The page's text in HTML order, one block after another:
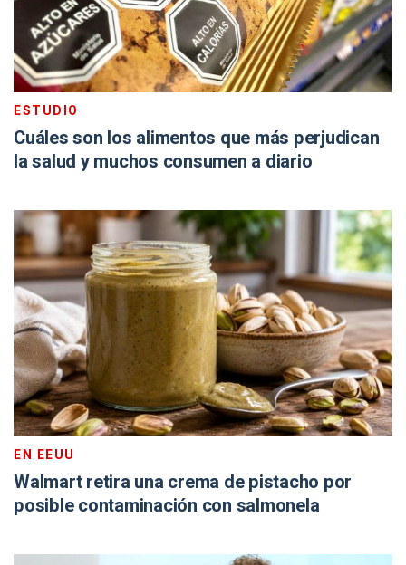
ESTUDIO
Cuáles son los alimentos que más perjudican
la salud y muchos consumen a diario
EN EEUU
Walmart retira una crema de pistacho por
posible contaminación con salmonela